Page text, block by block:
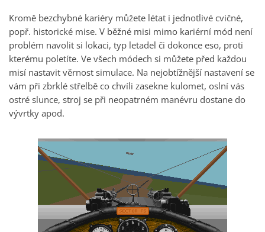
Kromě bezchybné kariéry můžete létat i jednotlivé cvičné,
popř. historické mise. V běžné misi mimo kariérní mód není
problém navolit si lokaci, typ letadel či dokonce eso, proti
kterému poletíte. Ve všech módech si můžete před každou
misí nastavit věrnost simulace. Na nejobtížnější nastavení se
vám při zbrklé střelbě co chvíli zasekne kulomet, oslní vás
ostré slunce, stroj se při neopatrném manévru dostane do
vývrtky apod.